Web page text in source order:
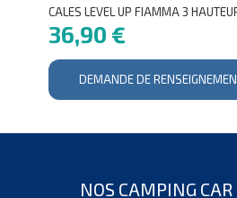
CALES LEVEL UP FIAMMA 3
36,90 €
DEMANDE DE
NOS CAMPING CAR